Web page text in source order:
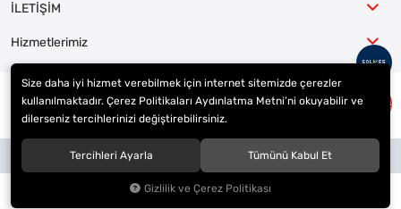
İLETİŞİM
Hizmetlerimiz
© 2023ER-LAS Oto Jant ve Lastik - Yunus ULAŞ
Site tasarımı tarafımızdan yapılmıştır.
Size daha iyi hizmet verebilmek için internet sitemizde çerezler
kullanılmaktadır. Çerez Politikaları Aydınlatma Metni’ni okuyabilir ve
dilerseniz tercihlerinizi değiştirebilirsiniz.
Tercihleri Ayarla Tümünü Kabul Et
Gizlilik ve Çerez Politikası